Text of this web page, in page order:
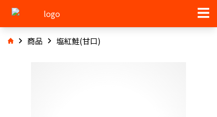
商品 塩紅鮭(甘口)